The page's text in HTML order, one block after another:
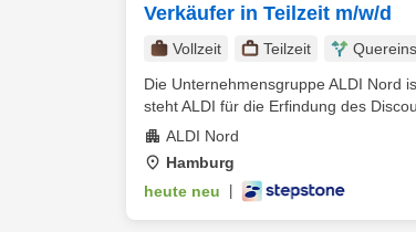
Verkäufer in Teilzeit m/w/d
Vollzeit Teilzeit
Die Unternehmensgruppe ALDI Nord
steht ALDI für die Erfindung des
ALDI Nord
Hamburg
heute neu